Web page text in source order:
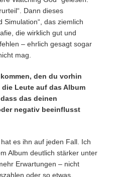
Dann dieses
Simulation“, das ziemlich
die wirklich gut und
– ehrlich gesagt sogar
mag.
den du vorhin
Leute auf das Album
das deinen
negativ beeinflusst
es ihn auf jeden Fall. Ich
Album deutlich stärker unter
Erwartungen – nicht
oder so etwas,